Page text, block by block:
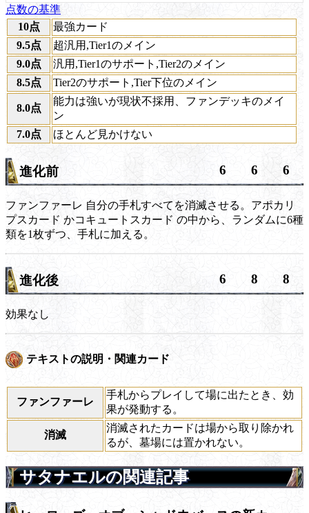
点数の基準
10点
最強カード
9.5点
超汎用,Tier1のメイン
9.0点
汎用,Tier1のサポート,Tier2のメイン
8.5点
Tier2のサポート,Tier下位のメイン
8.0点
能力は強いが現状不採用、ファンデッキのメイ
ン
7.0点
ほとんど見かけない
進化前 6 6 6
ファンファーレ 自分の手札すべてを消滅させる。アポカリ
プスカード かコキュートスカード の中から、ランダムに6種
類を1枚ずつ、手札に加える。
進化後 6 8 8
効果なし
テキストの説明・関連カード
ファンファーレ
手札からプレイして場に出たとき、効
果が発動する。
消滅
消滅されたカードは場から取り除かれ
るが、墓場には置かれない。
サタナエルの関連記事